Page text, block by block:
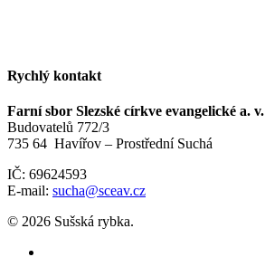
Rychlý kontakt
Farní sbor Slezské církve evangelické a.
Budovatelů 772/3
735 64 Havířov – Prostřední Suchá
IČ: 69624593
E-mail: sucha@sceav.cz
© 2026 Sušská rybka.